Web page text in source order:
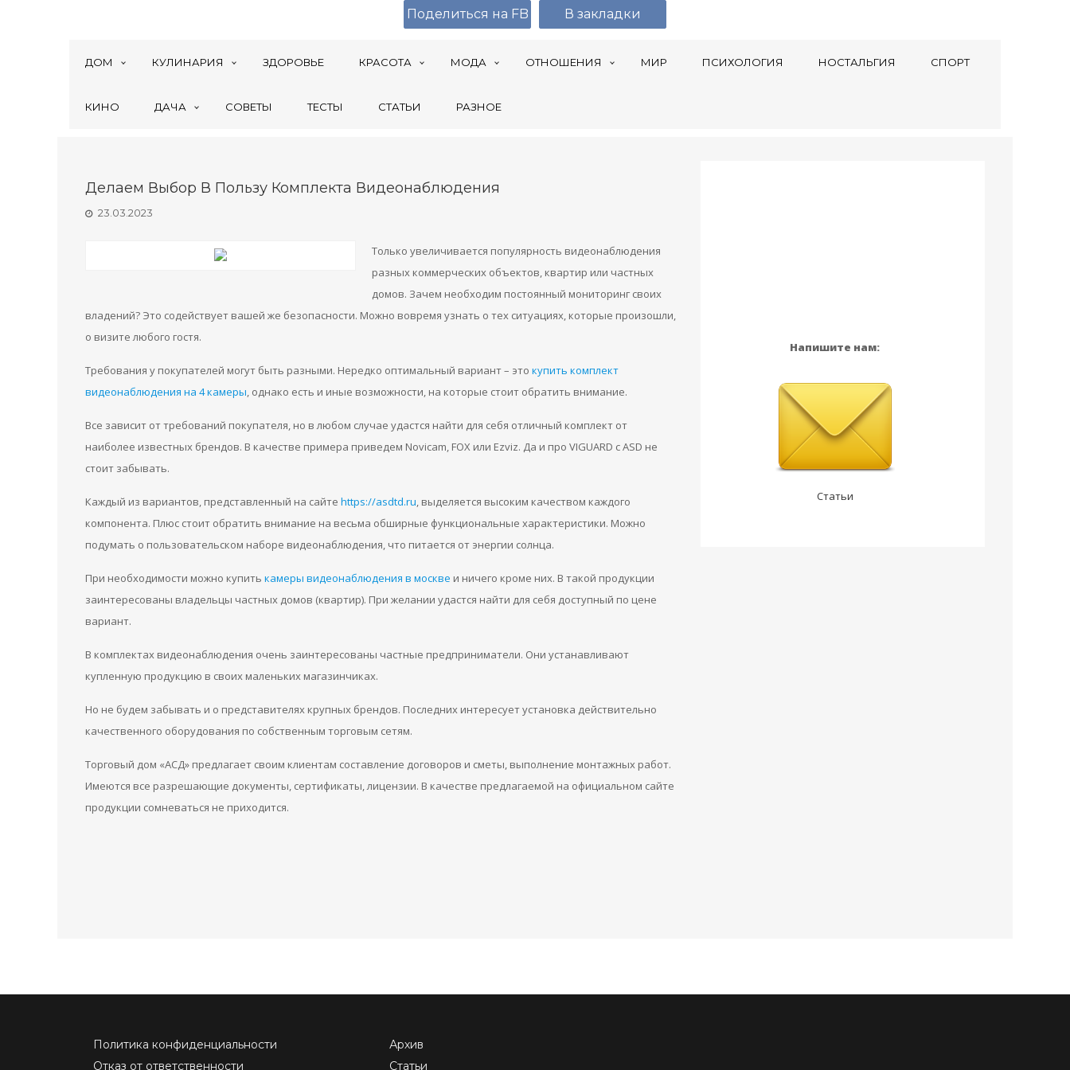
ДОМ КУЛИНАРИЯ ЗДОРОВЬЕ КРАСОТА МОДА ОТНОШЕНИЯ МИР ПСИХОЛОГИЯ НОСТАЛЬГИЯ СПОРТ
КИНО ДАЧА СОВЕТЫ ТЕСТЫ СТАТЬИ РАЗНОЕ
Делаем Выбор В Пользу Комплекта Видеонаблюдения
23.03.2023
Только увеличивается популярность видеонаблюдения
разных коммерческих объектов, квартир или частных
домов. Зачем необходим постоянный мониторинг своих
владений? Это содействует вашей же безопасности. Можно вовремя узнать о тех ситуациях, которые произошли,
о визите любого гостя.
Требования у покупателей могут быть разными. Нередко оптимальный вариант – это купить комплект
видеонаблюдения на 4 камеры, однако есть и иные возможности, на которые стоит обратить внимание.
Все зависит от требований покупателя, но в любом случае удастся найти для себя отличный комплект от
наиболее известных брендов. В качестве примера приведем Novicam, FOX или Ezviz. Да и про VIGUARD с ASD не
стоит забывать.
Каждый из вариантов, представленный на сайте https://asdtd.ru, выделяется высоким качеством каждого
компонента. Плюс стоит обратить внимание на весьма обширные функциональные характеристики. Можно
подумать о пользовательском наборе видеонаблюдения, что питается от энергии солнца.
При необходимости можно купить камеры видеонаблюдения в москве и ничего кроме них. В такой продукции
заинтересованы владельцы частных домов (квартир). При желании удастся найти для себя доступный по цене
вариант.
В комплектах видеонаблюдения очень заинтересованы частные предприниматели. Они устанавливают
купленную продукцию в своих маленьких магазинчиках.
Но не будем забывать и о представителях крупных брендов. Последних интересует установка действительно
качественного оборудования по собственным торговым сетям.
Торговый дом «АСД» предлагает своим клиентам составление договоров и сметы, выполнение монтажных работ.
Имеются все разрешающие документы, сертификаты, лицензии. В качестве предлагаемой на официальном сайте
продукции сомневаться не приходится.
Напишите нам:
Статьи
Политика конфиденциальности
Отказ от ответственности
Архив
Статьи
Поделиться на FB В закладки